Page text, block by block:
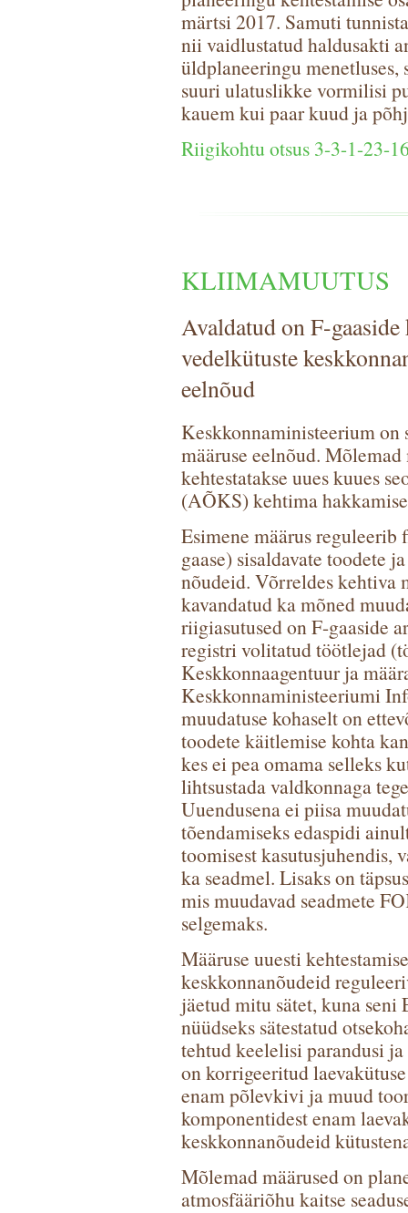
märtsi 2017. Samuti
nii vaidlustatud haldusakti
üldplaneeringu
suuri ulatuslikke vormilisi
kauem kui paar kuud ja
Riigikohtu otsus 3-3-1-23-
KLIIMAMUUTUS
Avaldatud on F-
vedelkütuste
eelnõud
Keskkonnaministeerium on
määruse eelnõud.
kehtestatakse uues kuues
(AÕKS) kehtima
Esimene määrus
gaase) sisaldavate toodete
nõudeid. Võrreldes kehtiva
kavandatud ka mõned
riigiasutused on F-gaaside
registri volitatud töötlejad
Keskkonnaagentuur ja
Keskkonnaministeeriumi
muudatuse kohaselt on
toodete käitlemise kohta
kes ei pea omama selleks
lihtsustada valdkonnaga
Uuendusena ei piisa
tõendamiseks edaspidi
toomisest kasutusjuhendis,
ka seadmel. Lisaks on
mis muudavad seadmete
selgemaks.
Määruse uuesti
keskkonnanõudeid
jäetud mitu sätet, kuna
nüüdseks sätestatud
tehtud keelelisi parandusi
on korrigeeritud
enam põlevkivi ja muud
komponentidest enam
keskkonnanõudeid
Mõlemad määrused on
atmosfääriõhu kaitse